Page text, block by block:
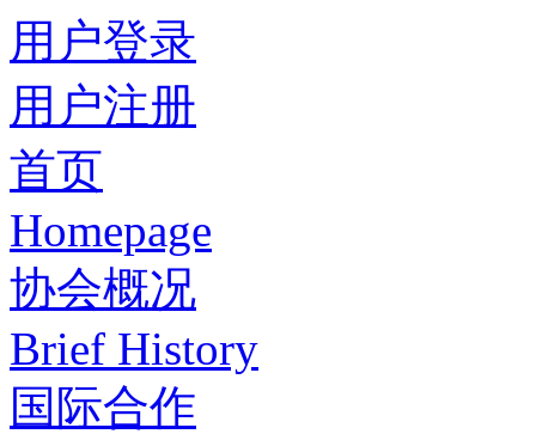
用户登录
用户注册
首页
Homepage
协会概况
Brief History
国际合作